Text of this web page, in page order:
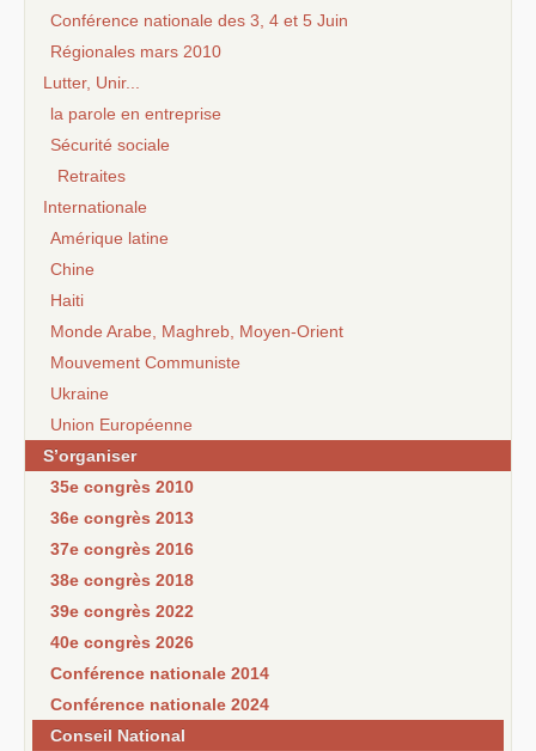
Conférence nationale des 3, 4 et 5 Juin
Régionales mars 2010
Lutter, Unir...
la parole en entreprise
Sécurité sociale
Retraites
Internationale
Amérique latine
Chine
Haiti
Monde Arabe, Maghreb, Moyen-Orient
Mouvement Communiste
Ukraine
Union Européenne
S’organiser
35e congrès 2010
36e congrès 2013
37e congrès 2016
38e congrès 2018
39e congrès 2022
40e congrès 2026
Conférence nationale 2014
Conférence nationale 2024
Conseil National